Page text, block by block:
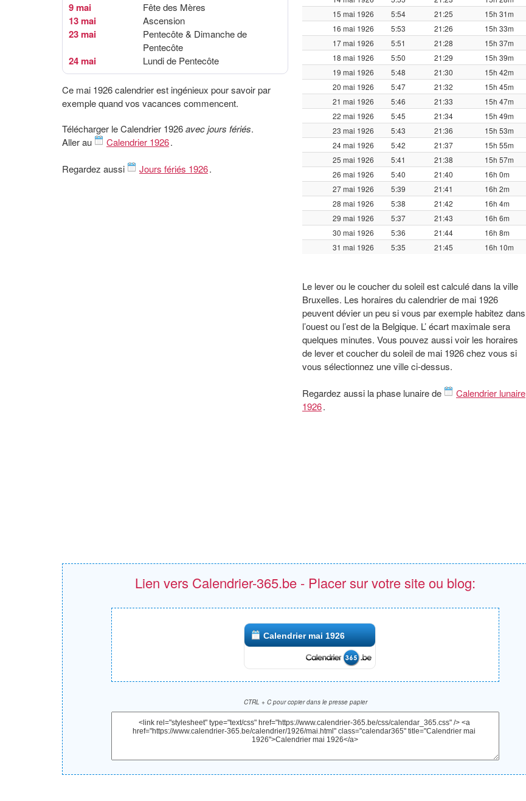
9 mai Fête des Mères
13 mai Ascension
23 mai
Pentecôte & Dimanche de
Pentecôte
24 mai Lundi de Pentecôte
Ce mai 1926 calendrier est ingénieux pour savoir par
exemple quand vos vacances commencent.
Télécharger le Calendrier 1926avec jours fériés.
Aller au
Calendrier 1926.
Regardez aussi Jours fériés 1926.
15 mai 1926
5:54 21:25
15h 31m
16 mai 1926
5:53 21:26
15h 33m
17 mai 1926
5:51 21:28
15h 37m
18 mai 1926
5:50 21:29
15h 39m
19 mai 1926
5:48 21:30
15h 42m
20 mai 1926
5:47 21:32
15h 45m
21 mai 1926
5:46 21:33
15h 47m
22 mai 1926
5:45 21:34
15h 49m
23 mai 1926
5:43 21:36
15h 53m
24 mai 1926
5:42 21:37
15h 55m
25 mai 1926
5:41 21:38
15h 57m
26 mai 1926
5:40 21:40
16h 0m
27 mai 1926
5:39 21:41
16h 2m
28 mai 1926
5:38 21:42
16h 4m
29 mai 1926
5:37 21:43
16h 6m
30 mai 1926
5:36 21:44
16h 8m
31 mai 1926
5:35 21:45 16h 10m
Le lever ou le coucher du soleil est calculé dans la ville
Bruxelles. Les horaires du calendrier de mai 1926
peuvent dévier un peu si vous par exemple habitez dans
l’ouest ou l’est de la Belgique. L’ écart maximale sera
quelques minutes. Vous pouvez aussi voir les horaires
de lever et coucher du soleil de mai 1926 chez vous si
vous sélectionnez une ville ci-dessus.
Regardez aussi la phase lunaire de
Calendrier lunaire
1926.
Lien vers Calendrier-365.be - Placer sur votre site ou blog:
Calendrier mai 1926
CTRL + C pour copier dans le presse papier